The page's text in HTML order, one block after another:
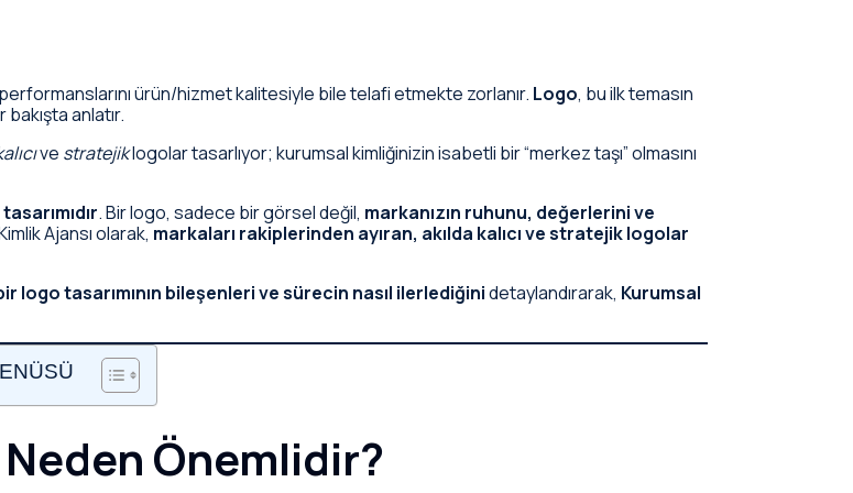
ürün/hizmet kalitesiyle bile telafi etmekte zorlanır. Logo, bu ilk temasın
bakışta anlatır.
ve stratejiklogolar tasarlıyor; kurumsal kimliğinizin isabetli bir “merkez taşı” olmasını
. Bir logo, sadece bir görsel değil, markanızın ruhunu, değerlerini ve
Ajansı olarak, markaları rakiplerinden ayıran, akılda kalıcı ve stratejik logolar
logo tasarımının bileşenleri ve sürecin nasıl ilerlediğinidetaylandırarak, Kurumsal
Neden Önemlidir?